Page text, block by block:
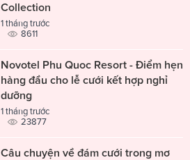
Collection
1 tháng trước
8611
Novotel Phu Quoc Resort - Điểm hẹn
hàng đầu cho lễ cưới kết hợp nghỉ
dưỡng
1 tháng trước
23877
Câu chuyện về đám cưới trong mơ